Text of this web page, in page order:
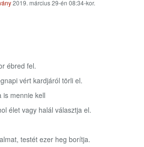
2019. március 29-én 08:34-kor.
ébred fel.
vért kardjáról törli el.
is mennie kell
élet vagy halál választja el.
testét ezer heg borítja.